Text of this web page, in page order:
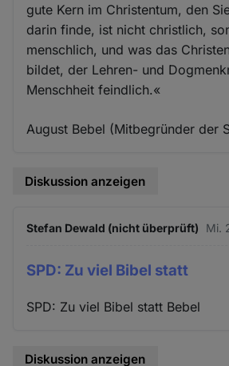
gute Kern im Christentum, den
darin finde, ist nicht christlich,
menschlich, und was das
bildet, der Lehren- und
Menschheit feindlich.«
August Bebel (Mitbegründer der
Diskussion anzeigen
Stefan Dewald (nicht überprüft) Mi.
SPD: Zu viel Bibel statt
SPD: Zu viel Bibel statt Bebel
Diskussion anzeigen